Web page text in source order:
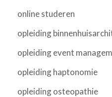
online studeren
opleiding
opleiding event
opleiding haptonomie
opleiding osteopathie